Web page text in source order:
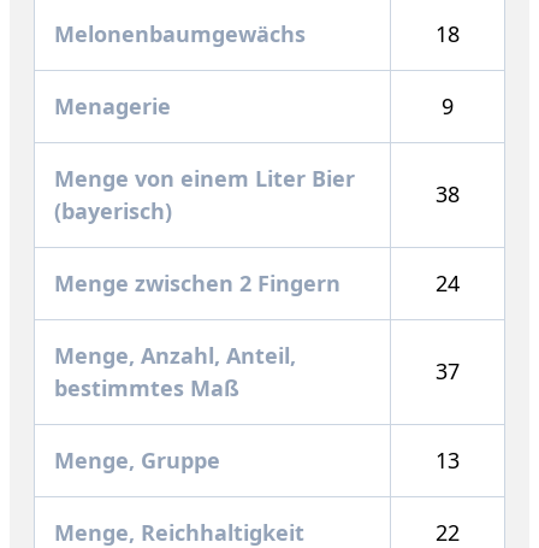
Melonenbaumgewächs 18
Menagerie 9
Menge von einem Liter Bier
(bayerisch)
38
Menge zwischen 2 Fingern 24
Menge, Anzahl, Anteil,
bestimmtes Maß
37
Menge, Gruppe 13
Menge, Reichhaltigkeit 22